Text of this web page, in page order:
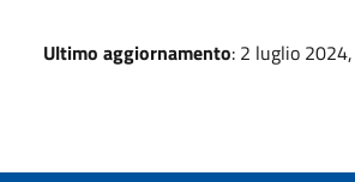
Ultimo aggiornamento: 2 luglio